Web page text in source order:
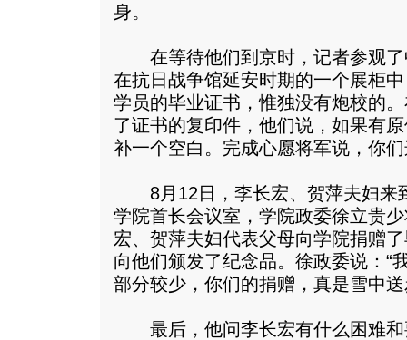
身。
在等待他们到京时，记者参观了
在抗日战争馆延安时期的一个展柜
学员的毕业证书，惟独没有炮校的
了证书的复印件，他们说，如果有
补一个空白。完成心愿将军说，你
8月12日，李长宏、贺萍夫妇来
学院首长会议室，学院政委徐立贵
宏、贺萍夫妇代表父母向学院捐赠
向他们颁发了纪念品。徐政委说：“
部分较少，你们的捐赠，真是雪中送
最后，他问李长宏有什么困难和